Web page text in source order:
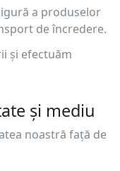
a produselor
de încredere.
și efectuăm
și mediu
noastră față de